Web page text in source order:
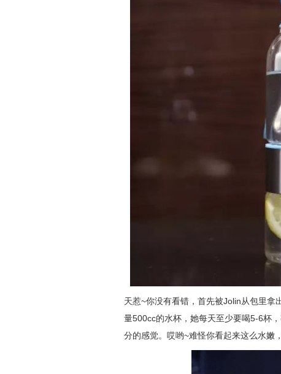
天惹~你没有看错，首先被Jolin从包里拿
量500cc的水杯，她每天至少要喝5-6杯
分的感觉。哎哟~难怪你看起来这么水嫩